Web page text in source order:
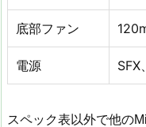
底部ファン
電源 SFX
スペック表以外で他の